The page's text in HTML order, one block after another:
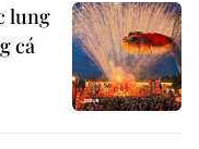
lung
cá